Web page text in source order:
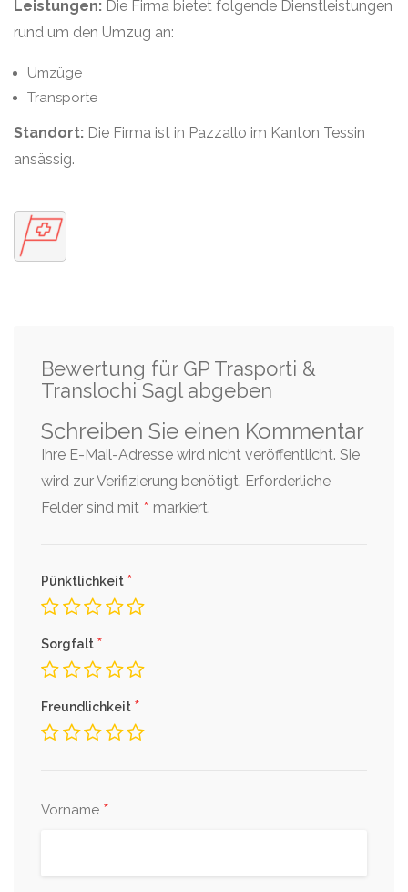
Leistungen: Die Firma bietet folgende Dienstleistungen
rund um den Umzug an:
Umzüge
Transporte
Standort: Die Firma ist in Pazzallo im Kanton Tessin
ansässig.
Bewertung für GP Trasporti &
Translochi Sagl abgeben
Schreiben Sie einen Kommentar
Ihre E-Mail-Adresse wird nicht veröffentlicht. Sie
wird zur Verifizierung benötigt. Erforderliche
Felder sind mit * markiert.
Pünktlichkeit *
Sorgfalt *
Freundlichkeit *
Vorname *